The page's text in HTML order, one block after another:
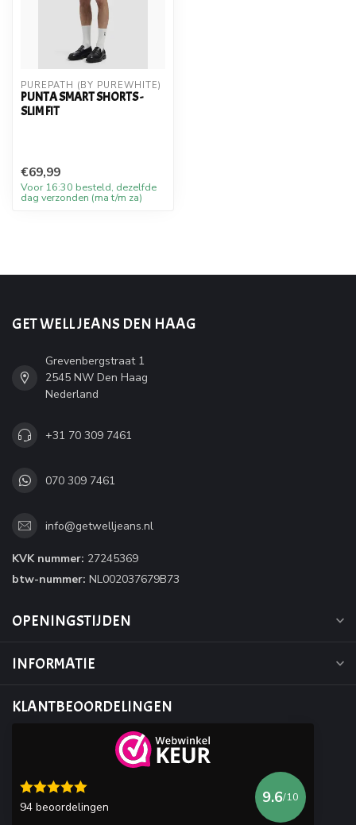
PUREPATH (BY PUREWHITE)
PUNTA SMART SHORTS -
SLIM FIT
€69,99
Voor 16:30 besteld, dezelfde
dag verzonden (ma t/m za)
GET WELL JEANS DEN HAAG
Grevenbergstraat 1
2545 NW Den Haag
Nederland
+31 70 309 7461
070 309 7461
info@getwelljeans.nl
KVK nummer: 27245369
btw-nummer: NL002037679B73
OPENINGSTIJDEN
INFORMATIE
KLANTBEOORDELINGEN
94 beoordelingen
9.6/10